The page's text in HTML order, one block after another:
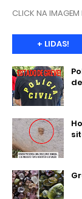
CLICK NA IMAGEM
+ LIDAS!